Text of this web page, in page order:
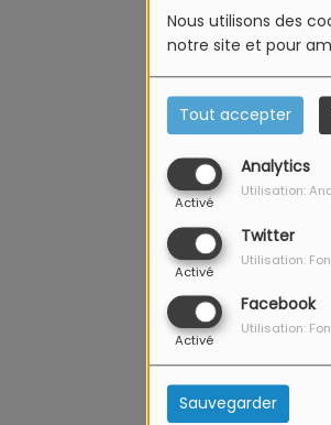
Nous utilisons des
notre site et pour
Tout accepter
Analytics
Activé
Utilisation:
Twitter
Activé
Utilisation:
Facebook
Activé
Utilisation:
Sauvegarder